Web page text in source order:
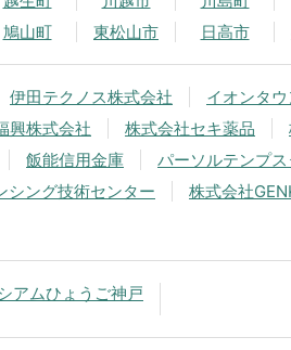
鳩山町 東松山市 日高市
伊田テクノス株式会社 イオンタ
興株式会社 株式会社セキ薬品
飯能信用金庫 パーソルテンプ
シング技術センター
株式会社
アムひょうご神戸